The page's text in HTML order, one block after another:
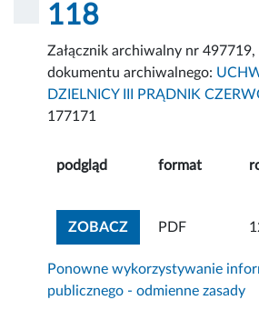
118
Załącznik archiwalny nr
dokumentu archiwalnego:
DZIELNICY III PRĄDNIK
177171
podgląd format
ZOBACZZOBACZ
PDF
Ponowne wykorzystywanie
publicznego - odmienne zasady